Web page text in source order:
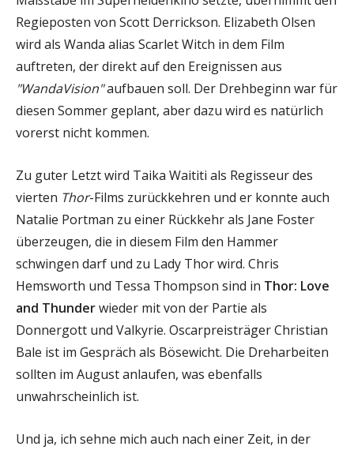
Regieposten von Scott Derrickson. Elizabeth Olsen
wird als Wanda alias Scarlet Witch in dem Film
auftreten, der direkt auf den Ereignissen aus
"WandaVision"aufbauen soll. Der Drehbeginn war für
diesen Sommer geplant, aber dazu wird es natürlich
vorerst nicht kommen.
Zu guter Letzt wird Taika Waititi als Regisseur des
vierten Thor-Films zurückkehren und er konnte auch
Natalie Portman zu einer Rückkehr als Jane Foster
überzeugen, die in diesem Film den Hammer
schwingen darf und zu Lady Thor wird. Chris
Hemsworth und Tessa Thompson sind in Thor: Love
and Thunderwieder mit von der Partie als
Donnergott und Valkyrie. Oscarpreisträger Christian
Bale ist im Gespräch als Bösewicht. Die Dreharbeiten
sollten im August anlaufen, was ebenfalls
unwahrscheinlich ist.
Und ja, ich sehne mich auch nach einer Zeit, in der